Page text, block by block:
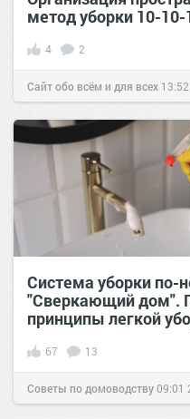
метод уборки 10-10-
4 2
Сайт обо всём и для всех 13:52
Система уборки по-
"Сверкающий дом".
принципы легкой
67 13
Советы по домоводству09:01